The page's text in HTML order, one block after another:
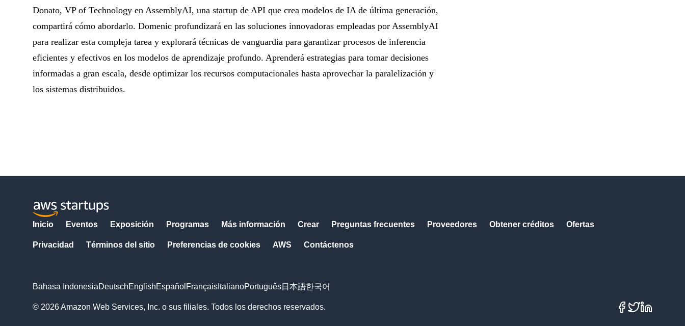
Donato, VP of Technology en AssemblyAI, una startup de API que crea modelos de IA de última generación,
compartirá cómo abordarlo. Domenic profundizará en las soluciones innovadoras empleadas por AssemblyAI
para realizar esta compleja tarea y explorará técnicas de vanguardia para garantizar procesos de inferencia
eficientes y efectivos en los modelos de aprendizaje profundo. Aprenderá estrategias para tomar decisiones
informadas a gran escala, desde optimizar los recursos computacionales hasta aprovechar la paralelización y
los sistemas distribuidos.
Inicio Eventos Exposición Programas Más información Crear Preguntas frecuentes Proveedores Obtener créditos Ofertas
Privacidad Términos del sitio Preferencias de cookies AWS Contáctenos
Bahasa IndonesiaDeutschEnglishEspañol Français ItalianoPortuguês日本語한국어
Facebook
X
© 2026 Amazon Web Services, Inc. o sus filiales. Todos los derechos reservados.